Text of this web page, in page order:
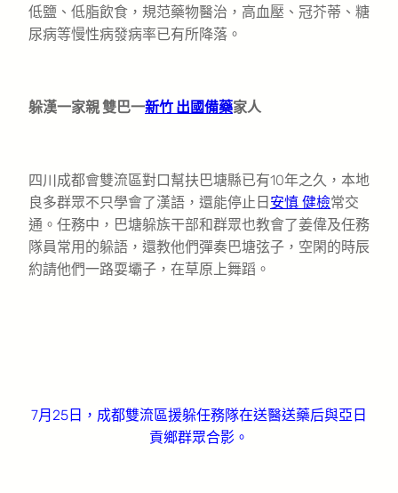
低鹽、低脂飲食，規范藥物醫治，高血壓、冠芥蒂、糖
尿病等慢性病發病率已有所降落。
躲漢一家親 雙巴一新竹 出國備藥家人
四川成都會雙流區對口幫扶巴塘縣已有10年之久，本地
良多群眾不只學會了漢語，還能停止日 安慎 健檢常交
通。任務中，巴塘躲族干部和群眾也教會了姜偉及任務
隊員常用的躲語，還教他們彈奏巴塘弦子，空閑的時辰
約請他們一路耍壩子，在草原上舞蹈。
7月25日，成都雙流區援躲任務隊在送醫送藥后與亞日
貢鄉群眾合影。